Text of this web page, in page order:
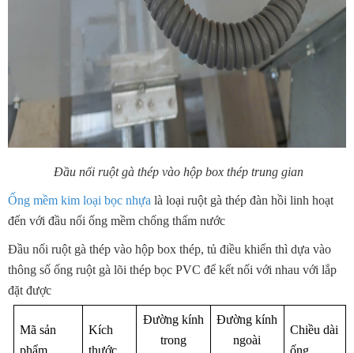
Đầu nối ruột gà thép vào hộp box thép trung gian
Ống mềm kim loại bọc nhựa là loại ruột gà thép đàn hồi linh hoạt
đến với đầu nối ống mềm chống thấm nước
Đầu nối ruột gà thép vào hộp box thép, tủ điều khiển thì dựa vào
thông số ống ruột gà lõi thép bọc PVC để kết nối với nhau với lắp
đặt được
Mã sản
Kích
Đường kính
trong
Đường kính
ngoài
Chiều dài